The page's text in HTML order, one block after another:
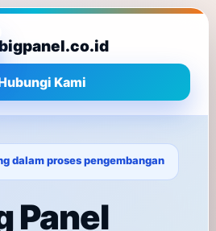
Kami
dalam proses pengembangan
Panel